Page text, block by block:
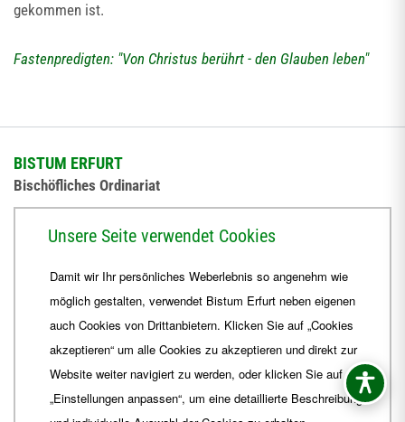
gekommen ist.
Fastenpredigten: "Von Christus berührt - den Glauben leben"
BISTUM ERFURT
Bischöfliches Ordinariat
+49 361 6572-444
ordinariat Bistum-Erfurt.de
Unsere Seite verwendet Cookies
Damit wir Ihr persönliches Weberlebnis so angenehm wie
möglich gestalten, verwendet Bistum Erfurt neben eigenen
auch Cookies von Drittanbietern. Klicken Sie auf „Cookies
akzeptieren“ um alle Cookies zu akzeptieren und direkt zur
Website weiter navigiert zu werden, oder klicken Sie auf
„Einstellungen anpassen“, um eine detaillierte Beschreibung